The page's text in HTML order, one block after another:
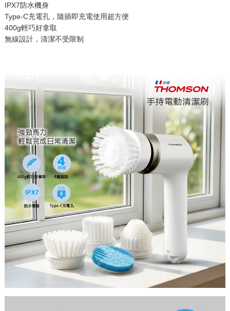
IPX7防水機身
Type-C充電孔，隨插即充電使用超方便
400g輕巧好拿取
無線設計，清潔不受限制